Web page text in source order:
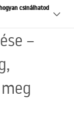
csinálhatod
–